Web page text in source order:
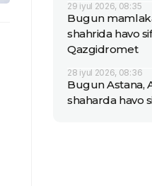
29 iyul 2026, 08:35
Bugun
shahrida havo
Qazgidromet
28 iyul 2026, 08:36
Bugun Astana,
shaharda havo